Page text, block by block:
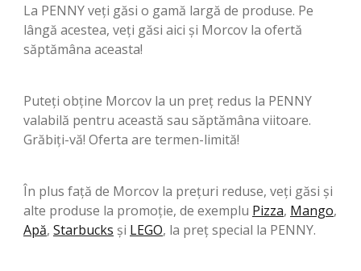
La PENNY veți găsi o gamă largă de produse. Pe
lângă acestea, veți găsi aici și Morcov la ofertă
săptămâna aceasta!
Puteți obține Morcov la un preț redus la PENNY
valabilă pentru această sau săptămâna viitoare.
Grăbiți-vă! Oferta are termen-limită!
În plus față de Morcov la prețuri reduse, veți găsi și
alte produse la promoție, de exemplu Pizza, Mango,
Apă, Starbucks şi LEGO, la preț special la PENNY.